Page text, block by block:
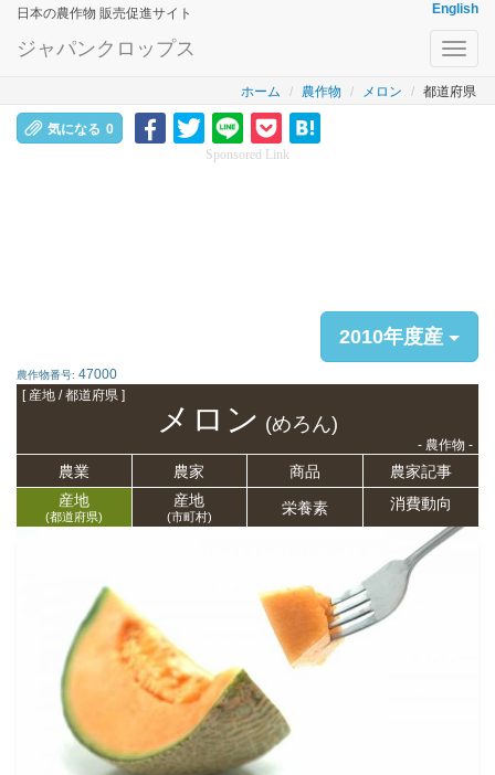
日本の農作物 販売促進サイト English
ジャパンクロップス
ホーム 農作物 メロン 都道府県
気になる 0
Sponsored Link
2010年度産
農作物番号: 47000
[ 産地 / 都道府県 ]
メロン (めろん)
- 農作物 -
農業 農家 商品
農家記事
産地
(都道府県)
産地
(市町村) 栄養素 消費動向